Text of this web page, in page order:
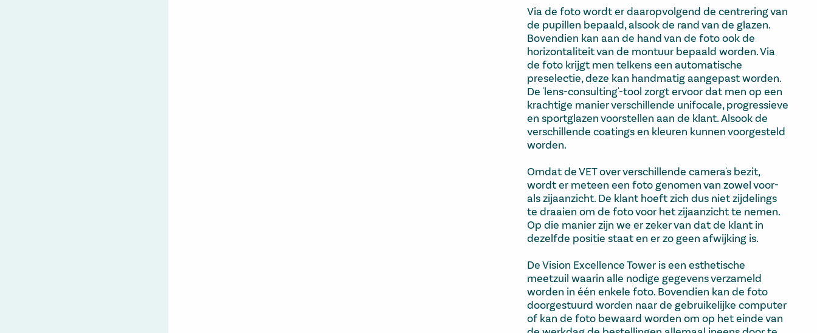
Via de foto wordt er daaropvolgend de centrering van
de pupillen bepaald, alsook de rand van de glazen.
Bovendien kan aan de hand van de foto ook de
horizontaliteit van de montuur bepaald worden. Via
de foto krijgt men telkens een automatische
preselectie, deze kan handmatig aangepast worden.
De 'lens-consulting'-tool zorgt ervoor dat men op een
krachtige manier verschillende unifocale, progressieve
en sportglazen voorstellen aan de klant. Alsook de
verschillende coatings en kleuren kunnen voorgesteld
worden.
Omdat de VET over verschillende camera's bezit,
wordt er meteen een foto genomen van zowel voor-
als zijaanzicht. De klant hoeft zich dus niet zijdelings
te draaien om de foto voor het zijaanzicht te nemen.
Op die manier zijn we er zeker van dat de klant in
dezelfde positie staat en er zo geen afwijking is.
De Vision Excellence Tower is een esthetische
meetzuil waarin alle nodige gegevens verzameld
worden in één enkele foto. Bovendien kan de foto
doorgestuurd worden naar de gebruikelijke computer
of kan de foto bewaard worden om op het einde van